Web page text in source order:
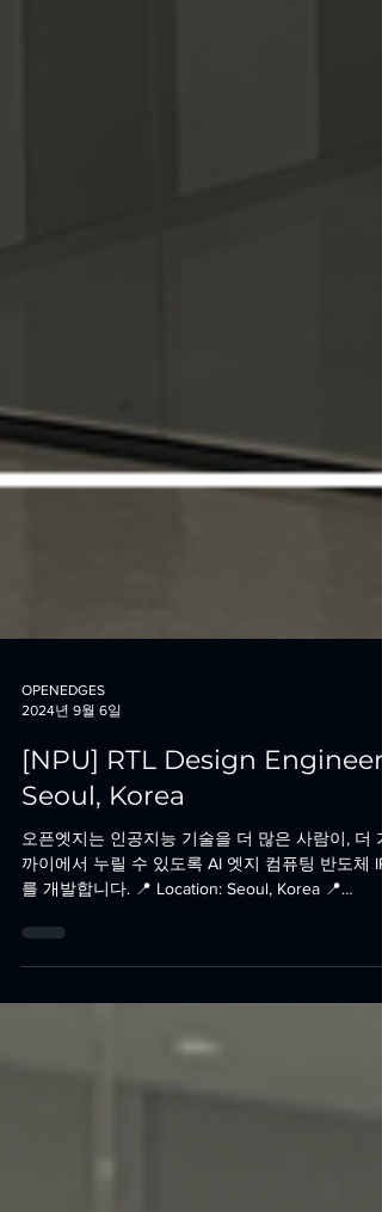
OPENEDGES
[NPU] RTL Design Engineer
Seoul, Korea
오픈엣지는 인공지능 기술을 더 많은 사람이, 더 가
까이에서 누릴 수 있도록 AI 엣지 컴퓨팅 반도체 IP